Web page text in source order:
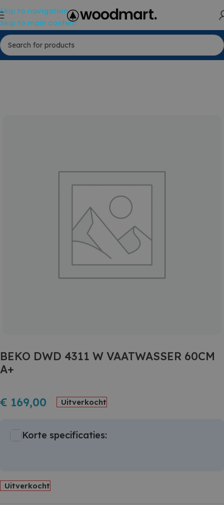
Skip to navigation
Skip to main content
BEKO DWD 4311 W VAATWASSER 60CM
A+
€ 169,00 Uitverkocht
Korte specificaties:
Uitverkocht